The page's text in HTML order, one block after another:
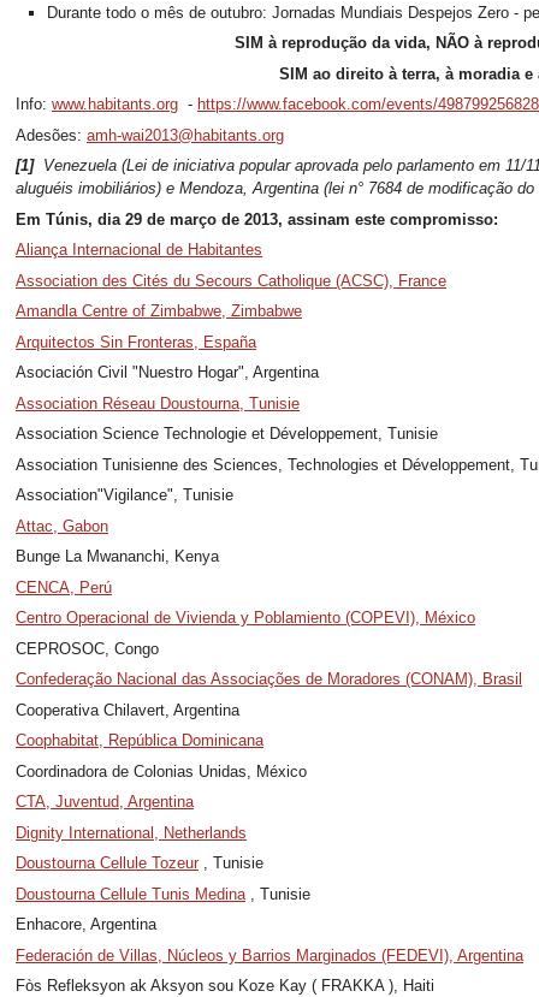
Durante todo o mês de outubro: Jornadas Mundiais Despejos Zero -
SIM à reprodução da vida, NÃO à
SIM ao direito à terra, à moradia e
Info: www.habitants.org - https://www.facebook.com/events/
Adesões: amh-wai2013@habitants.org
[1] Venezuela (Lei de iniciativa popular aprovada pelo parlamento em 11/
aluguéis imobiliários) e Mendoza, Argentina (lei n° 7684 de modificação
Em Túnis, dia 29 de março de 2013, assinam este compromisso:
Aliança Internacional de Habitantes
Association des Cités du Secours Catholique (ACSC), France
Amandla Centre of Zimbabwe, Zimbabwe
Arquitectos Sin Fronteras, España
Asociación Civil "Nuestro Hogar", Argentina
Association Réseau Doustourna, Tunisie
Association Science Technologie et Développement, Tunisie
Association Tunisienne des Sciences, Technologies et Développement,
Association"Vigilance", Tunisie
Attac, Gabon
Bunge La Mwananchi, Kenya
CENCA, Perú
Centro Operacional de Vivienda y Poblamiento (COPEVI), México
CEPROSOC, Congo
Confederação Nacional das Associações de Moradores (CONAM), Brasil
Cooperativa Chilavert, Argentina
Coophabitat, República Dominicana
Coordinadora de Colonias Unidas, México
CTA, Juventud, Argentina
Dignity International, Netherlands
Doustourna Cellule Tozeur , Tunisie
Doustourna Cellule Tunis Medina , Tunisie
Enhacore, Argentina
Federación de Villas, Núcleos y Barrios Marginados (FEDEVI), Argentina
Fòs Refleksyon ak Aksyon sou Koze Kay ( FRAKKA ), Haiti